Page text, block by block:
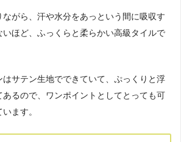
がら、汗や水分をあっという間に吸収す
ほど、ふっくらと柔らかい高級タイルで
はサテン生地でできていて、ぷっくりと浮
あるので、ワンポイントとしてとっても可
ます。